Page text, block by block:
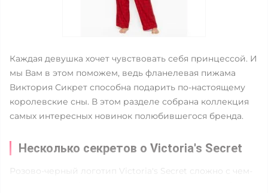
Каждая девушка хочет чувствовать себя принцессой. И
мы Вам в этом поможем, ведь фланелевая пижама
Виктория Сикрет способна подарить по-настоящему
королевские сны. В этом разделе собрана коллекция
самых интересных новинок полюбившегося бренда.
Несколько секретов о Victoria's Secret
Розово-черный логотип Victoria's Secret сложно с чем-